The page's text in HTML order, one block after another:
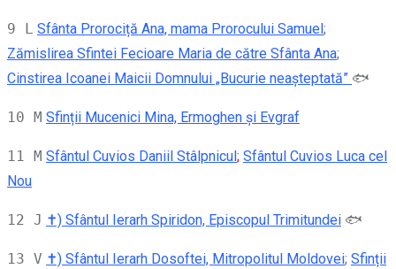
9 L Sfânta Prorociță Ana, mama Prorocului Samuel;
Zămislirea Sfintei Fecioare Maria de către Sfânta Ana;
Cinstirea Icoanei Maicii Domnului „Bucurie neașteptată” 🐟
10 M Sfinții Mucenici Mina, Ermoghen și Evgraf
11 M Sfântul Cuvios Daniil Stâlpnicul; Sfântul Cuvios Luca cel
Nou
12 J ✝) Sfântul Ierarh Spiridon, Episcopul Trimitundei 🐟
13 V ✝) Sfântul Ierarh Dosoftei, Mitropolitul Moldovei; Sfinții